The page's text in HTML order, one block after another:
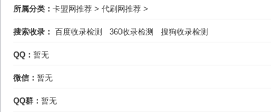
所属分类： 卡盟网推荐 > 代刷网推荐 >
搜索收录： 百度收录检测 360收录检测 搜狗收录检测
QQ： 暂无
微信： 暂无
QQ群： 暂无